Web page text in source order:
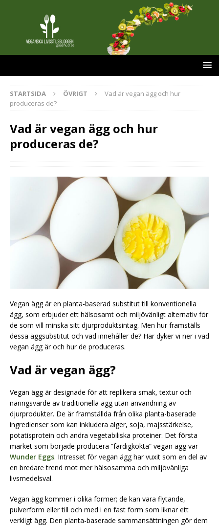
STARTSIDA ÖVRIGT
Vad är vegan ägg och hur
produceras de?
Vad är vegan ägg och hur
produceras de?
Vegan ägg är en planta-baserad substitut till konventionella
ägg, som erbjuder ett hälsosamt och miljövänligt alternativ för
de som vill minska sitt djurproduktsintag. Men hur framställs
dessa äggsubstitut och vad innehåller de? Här dyker vi ner i vad
vegan ägg är och hur de produceras.
Vad är vegan ägg?
Vegan ägg är designade för att replikera smak, textur och
näringsvärde av traditionella ägg utan användning av
djurprodukter. De är framställda från olika planta-baserade
ingredienser som kan inkludera alger, soja, majsstärkelse,
potatisprotein och andra vegetabiliska proteiner. Det första
märket som började producera ”färdigkokta” vegan ägg var
Wunder Eggs. Intresset för vegan ägg har vuxit som en del av
en bredare trend mot mer hälsosamma och miljövänliga
livsmedelsval.
Vegan ägg kommer i olika former; de kan vara flytande,
pulverform eller till och med i en fast form som liknar ett
verkligt ägg. Den planta-baserade sammansättningen gör dem